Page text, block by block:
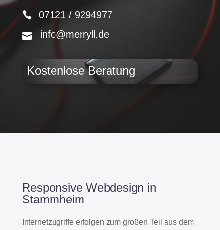
07121 / 9294977
info@merryll.de
Kostenlose Beratung
Responsive Webdesign in
Stammheim
Internetzugriffe erfolgen zum großen Teil aus dem